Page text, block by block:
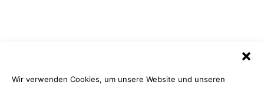
Wir verwenden Cookies, um unsere Website und unseren